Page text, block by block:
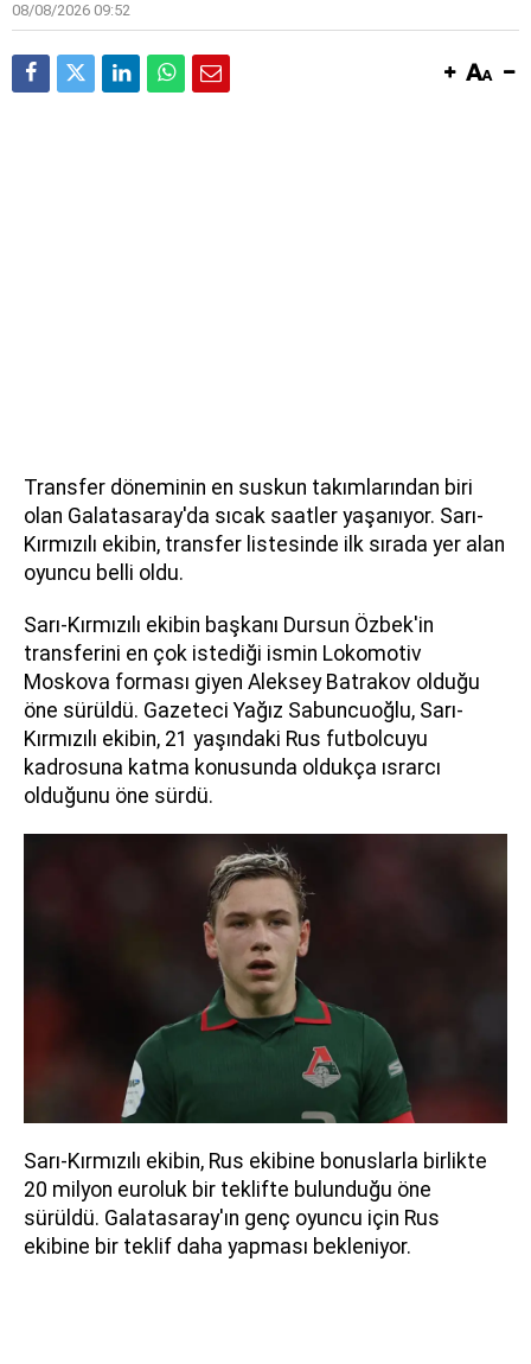
08/08/2026 09:52
Transfer döneminin en suskun takımlarından biri
olan Galatasaray'da sıcak saatler yaşanıyor. Sarı-
Kırmızılı ekibin, transfer listesinde ilk sırada yer alan
oyuncu belli oldu.
Sarı-Kırmızılı ekibin başkanı Dursun Özbek'in
transferini en çok istediği ismin Lokomotiv
Moskova forması giyen Aleksey Batrakov olduğu
öne sürüldü. Gazeteci Yağız Sabuncuoğlu, Sarı-
Kırmızılı ekibin, 21 yaşındaki Rus futbolcuyu
kadrosuna katma konusunda oldukça ısrarcı
olduğunu öne sürdü.
Sarı-Kırmızılı ekibin, Rus ekibine bonuslarla birlikte
20 milyon euroluk bir teklifte bulunduğu öne
sürüldü. Galatasaray'ın genç oyuncu için Rus
ekibine bir teklif daha yapması bekleniyor.